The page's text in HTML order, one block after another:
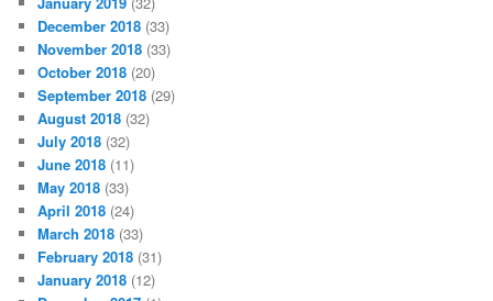
December 2018 (33)
November 2018 (33)
October 2018 (20)
September 2018 (29)
August 2018 (32)
July 2018 (32)
June 2018 (11)
May 2018 (33)
April 2018 (24)
March 2018 (33)
February 2018 (31)
January 2018 (12)